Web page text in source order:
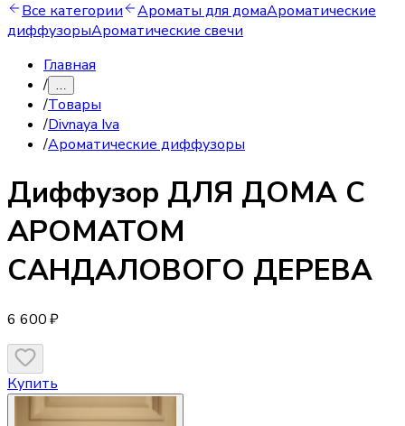
Все категории Ароматы для домаАроматические
диффузорыАроматические свечи
Главная
/ …
/Товары
/Divnaya Iva
/Ароматические диффузоры
Диффузор ДЛЯ ДОМА С
АРОМАТОМ
САНДАЛОВОГО ДЕРЕВА
6 600 ₽
Купить